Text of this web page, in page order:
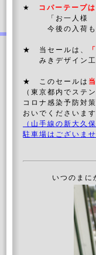
★ コパーテープ
「お一人様 一
今後の入荷も不
★ 当セールは、
みきデザイン工
★ このセールは
（東京都内でステ
コロナ感染予防対
おいでくださいま
（山手線の新大久
駐車場はございま
いつのまに